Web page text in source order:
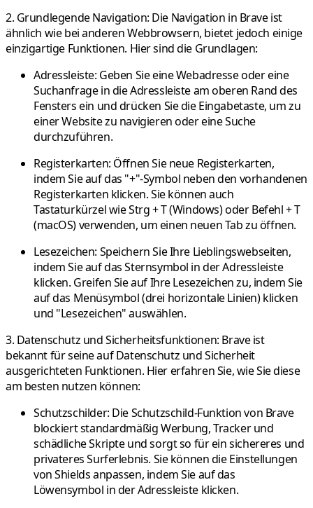
2. Grundlegende Navigation: Die Navigation in Brave ist
ähnlich wie bei anderen Webbrowsern, bietet jedoch einige
einzigartige Funktionen. Hier sind die Grundlagen:
Adressleiste: Geben Sie eine Webadresse oder eine
Suchanfrage in die Adressleiste am oberen Rand des
Fensters ein und drücken Sie die Eingabetaste, um zu
einer Website zu navigieren oder eine Suche
durchzuführen.
Registerkarten: Öffnen Sie neue Registerkarten,
indem Sie auf das "+"-Symbol neben den vorhandenen
Registerkarten klicken. Sie können auch
Tastaturkürzel wie Strg + T (Windows) oder Befehl + T
(macOS) verwenden, um einen neuen Tab zu öffnen.
Lesezeichen: Speichern Sie Ihre Lieblingswebseiten,
indem Sie auf das Sternsymbol in der Adressleiste
klicken. Greifen Sie auf Ihre Lesezeichen zu, indem Sie
auf das Menüsymbol (drei horizontale Linien) klicken
und "Lesezeichen" auswählen.
3. Datenschutz und Sicherheitsfunktionen: Brave ist
bekannt für seine auf Datenschutz und Sicherheit
ausgerichteten Funktionen. Hier erfahren Sie, wie Sie diese
am besten nutzen können:
Schutzschilder: Die Schutzschild-Funktion von Brave
blockiert standardmäßig Werbung, Tracker und
schädliche Skripte und sorgt so für ein sichereres und
privateres Surferlebnis. Sie können die Einstellungen
von Shields anpassen, indem Sie auf das
Löwensymbol in der Adressleiste klicken.